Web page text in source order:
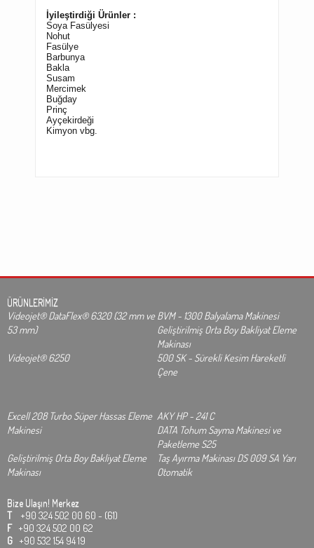
İyileştirdiği Ürünler :
Soya Fasülyesi
Nohut
Fasülye
Barbunya
Bakla
Susam
Mercimek
Buğday
Prinç
Ayçekirdeği
Kimyon vbg.
ÜRÜNLERİMİZ
Videojet® DataFlex® 6320 (32 mm ve
53 mm)
BVM - 1300 Balyalama Makinesi
Geliştirilmiş Orta Boy Bakliyat Eleme
Makinası
Videojet® 6250
500 SK - Sürekli Kesim Hareketli
Çene
Excell 208 Turbo Süper Hassas Eleme
Makinesi
AKY HP - 241 C
DATA Tohum Sayma Makinesi ve
Paketleme S25
Geliştirilmiş Orta Boy Bakliyat Eleme
Makinası
Taş Ayırma Makinası DS 009 SA Yarı
Otomatik
Bize Ulaşın! Merkez
T +90 324 502 00 60 - (61)
F +90 324 502 00 62
G +90 532 154 94 19